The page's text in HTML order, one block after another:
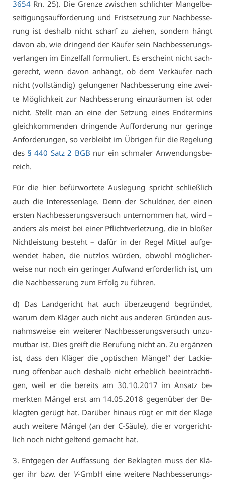
3654 Rn. 25). Die Gren­ze zwi­schen schlich­ter Man­gel­be­
sei­ti­gungs­auf­for­de­rung und Frist­set­zung zur Nach­bes­se­
rung ist des­halb nicht scharf zu zie­hen, son­dern hängt
da­von ab, wie drin­gend der Käu­fer sein Nach­bes­se­rungs­
ver­lan­gen im Ein­zel­fall for­mu­liert. Es er­scheint nicht sach­
ge­recht, wenn da­von an­hängt, ob dem Ver­käu­fer nach
nicht (voll­stän­dig) ge­lun­ge­ner Nach­bes­se­rung ei­ne zwei­
te Mög­lich­keit zur Nach­bes­se­rung ein­zu­räu­men ist oder
nicht. Stellt man an ei­ne der Set­zung ei­nes End­ter­mins
gleich­kom­men­den drin­gen­de Auf­for­de­rung nur ge­rin­ge
An­for­de­run­gen, so ver­bleibt im Üb­ri­gen für die Re­ge­lung
des § 440 Satz 2 BGB nur ein schma­ler An­wen­dungs­be­
reich.
Für die hier be­für­wor­te­te Aus­le­gung spricht schließ­lich
auch die In­ter­es­sen­la­ge. Denn der Schuld­ner, der ei­nen
ers­ten Nach­bes­se­rungs­ver­such un­ter­nom­men hat, wird –
an­ders als meist bei ei­ner Pflicht­ver­let­zung, die in blo­ßer
Nicht­leis­tung be­steht – da­für in der Re­gel Mit­tel auf­ge­
wen­det ha­ben, die nutz­los wür­den, ob­wohl mög­li­cher­
wei­se nur noch ein ge­rin­ger Auf­wand er­for­der­lich ist, um
die Nach­bes­se­rung zum Er­folg zu füh­ren.
d) Das Land­ge­richt hat auch über­zeu­gend be­grün­det,
war­um dem Klä­ger auch nicht aus an­de­ren Grün­den aus­
nahms­wei­se ein wei­te­rer Nach­bes­se­rungs­ver­such un­zu­
mut­bar ist. Dies greift die Be­ru­fung nicht an. Zu er­gän­zen
ist, dass den Klä­ger die „op­ti­schen Män­gel“ der La­ckie­
rung of­fen­bar auch des­halb nicht er­heb­lich be­ein­träch­ti­
gen, weil er die be­reits am 30.10.2017 im An­satz be­
merk­ten Män­gel erst am 14.05.2018 ge­gen­über der Be­
klag­ten ge­rügt hat. Dar­über hin­aus rügt er mit der Kla­ge
auch wei­te­re Män­gel (an der C-Säu­le), die er vor­ge­richt­
lich noch nicht gel­tend ge­macht hat.
3. Ent­ge­gen der Auf­fas­sung der Be­klag­ten muss der Klä­
ger ihr bzw. der V-GmbH ei­ne wei­te­re Nach­bes­se­rungs­